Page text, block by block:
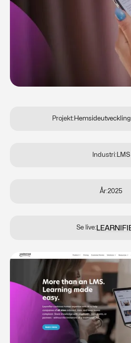
Projekt: Hemsideutveckling
Industri: LMS
År:2025
Se live: